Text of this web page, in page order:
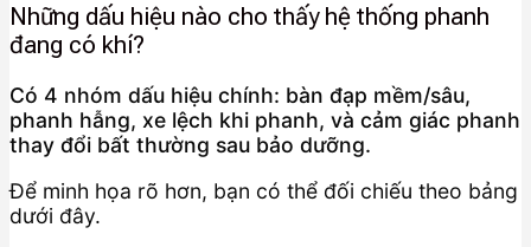
Những dấu hiệu nào cho thấy hệ thống phanh
đang có khí?
Có 4 nhóm dấu hiệu chính: bàn đạp mềm/sâu,
phanh hẫng, xe lệch khi phanh, và cảm giác phanh
thay đổi bất thường sau bảo dưỡng.
Để minh họa rõ hơn, bạn có thể đối chiếu theo bảng
dưới đây.